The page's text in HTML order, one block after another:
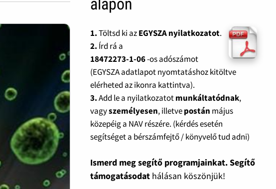
alapon
1.Töltsd ki azEGYSZA nyilatkozatot.
2. Írd rá a
18472273-1-06-os adószámot
(EGYSZA adatlapot nyomtatáshoz kitöltve
elérheted az ikonra kattintva).
3.Add le a nyilatkozatotmunkáltatódnak,
vagyszemélyesen, illetvepostán május
közepéig a NAV részére. (kérdés esetén
segítséget a bérszámfejtő / könyvelő tud adni)
Ismerd meg segítő programjainkat. Segítő
támogatásodat hálásan köszönjük!